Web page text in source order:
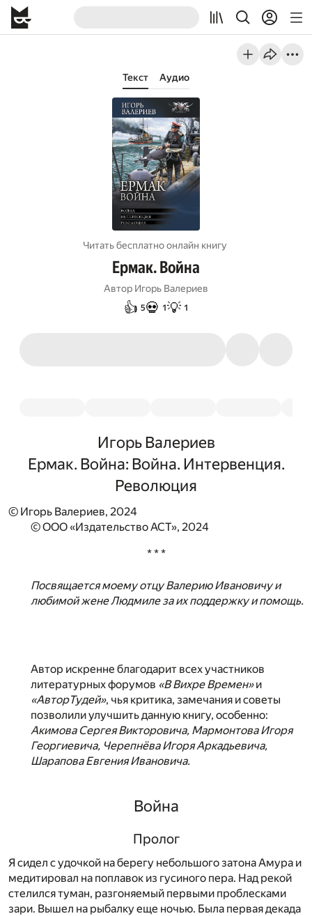
Текст Аудио
Читать бесплатно онлайн книгу
Ермак. Война
Автор Игорь Валериев
👍 5💀 1💡 1
Игорь Валериев
Ермак. Война: Война. Интервенция.
Революция
© Игорь Валериев, 2024
© ООО «Издательство АСТ», 2024
* * *
Посвящается моему отцу Валерию Ивановичу и
любимой жене Людмиле за их поддержку и помощь.
Автор искренне благодарит всех участников
литературных форумов «В Вихре Времен»и
«АвторТудей», чья критика, замечания и советы
позволили улучшить данную книгу, особенно:
Акимова Сергея Викторовича, Мармонтова Игоря
Георгиевича, Черепнёва Игоря Аркадьевича,
Шарапова Евгения Ивановича.
Война
Пролог
Я сидел с удочкой на берегу небольшого затона Амура и
медитировал на поплавок из гусиного пера. Над рекой
стелился туман, разгоняемый первыми проблесками
зари. Вышел на рыбалку еще ночью. Была первая декада